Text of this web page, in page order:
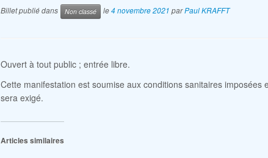
Billet publié dans Non classé le4 novembre 2021 parPaul KRAFFT
Ouvert à tout public ; entrée libre.
Cette manifestation est soumise aux conditions sanitaires imposées
sera exigé.
Articles similaires